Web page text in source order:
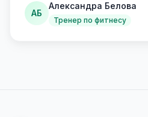
АБ
Александра Белова
Тренер по фитнесу